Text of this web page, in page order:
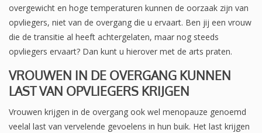
overgewicht en hoge temperaturen kunnen de oorzaak zijn van
opvliegers, niet van de overgang die u ervaart. Ben jij een vrouw
die de transitie al heeft achtergelaten, maar nog steeds
opvliegers ervaart? Dan kunt u hierover met de arts praten.
VROUWEN IN DE OVERGANG KUNNEN
LAST VAN OPVLIEGERS KRIJGEN
Vrouwen krijgen in de overgang ook wel menopauze genoemd
veelal last van vervelende gevoelens in hun buik. Het last krijgen